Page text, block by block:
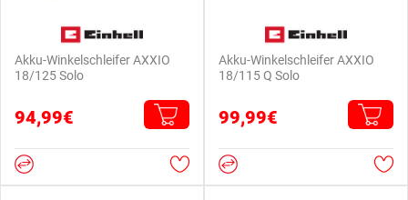
Akku-Winkelschleifer AXXIO
18/125 Solo
94,99€
Akku-Winkelschleifer AXXIO
18/115 Q Solo
99,99€